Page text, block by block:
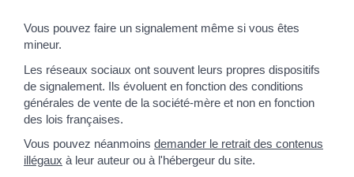
Vous pouvez faire un signalement même si vous êtes
mineur.
Les réseaux sociaux ont souvent leurs propres dispositifs
de signalement. Ils évoluent en fonction des conditions
générales de vente de la société-mère et non en fonction
des lois françaises.
Vous pouvez néanmoins demander le retrait des contenus
illégaux à leur auteur ou à l'hébergeur du site.